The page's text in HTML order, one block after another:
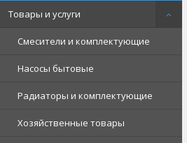
Товары и услуги
Смесители и комплектующие
Насосы бытовые
Радиаторы и комплектующие
Хозяйственные товары